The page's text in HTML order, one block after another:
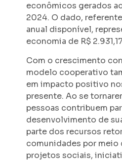
econômicos gerados
2024. O dado,
anual disponível,
economia de R$
Com o crescimento
modelo cooperativo
em impacto positivo
presente. Ao se
pessoas contribuem
desenvolvimento de
parte dos recursos
comunidades por meio
projetos sociais,